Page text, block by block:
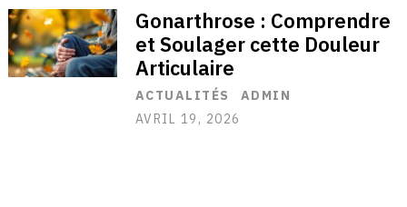
Gonarthrose : Comprendre
et Soulager cette Douleur
Articulaire
ACTUALITÉS
ADMIN
AVRIL 19, 2026